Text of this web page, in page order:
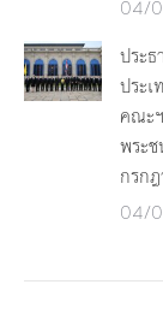
04/
ประ
ประ
คณะ
พระ
กรก
04/